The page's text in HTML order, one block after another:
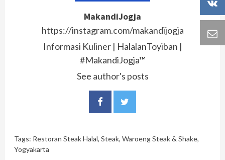
MakandiJogja
https://instagram.com/makandijogja
Informasi Kuliner | HalalanToyiban |
#MakandiJogja™
See author's posts
Tags: Restoran Steak Halal, Steak, Waroeng Steak & Shake,
Yogyakarta